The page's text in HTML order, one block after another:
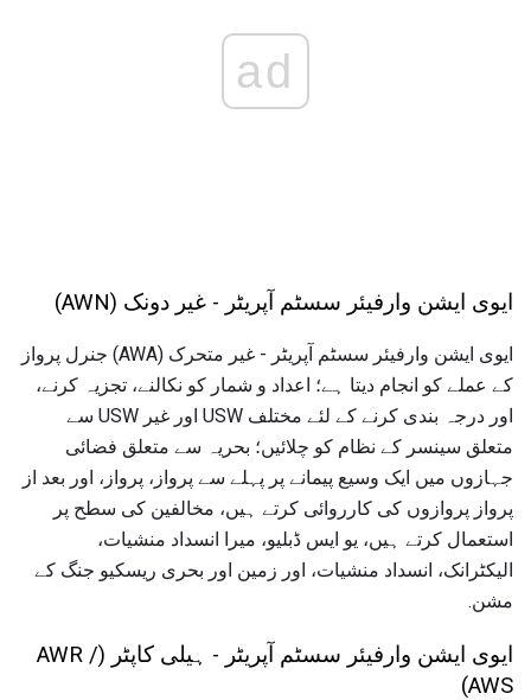
ad
ایوی ایشن وارفیئر سسٹم آپریٹر - غیر دونک (AWN)
ایوی ایشن وارفیئر سسٹم آپریٹر - غیر متحرک (AWA) جنرل پرواز
کے عملے کو انجام دیتا ہے؛ اعداد و شمار کو نکالنے، تجزیہ کرنے،
اور درجہ بندی کرنے کے لئے مختلف USW اور غیر USW سے
متعلق سینسر کے نظام کو چلائیں؛ بحریہ سے متعلق فضائی
جہازوں میں ایک وسیع پیمانے پر پہلے سے پرواز، پرواز، اور بعد از
پرواز پروازوں کی کارروائی کرتے ہیں، مخالفین کی سطح پر
استعمال کرتے ہیں، یو ایس ڈبلیو، میرا انسداد منشیات،
الیکٹرانک، انسداد منشیات، اور زمین اور بحری ریسکیو جنگ کے
مشن.
ایوی ایشن وارفیئر سسٹم آپریٹر - ہیلی کاپٹر (AWR /
AWS)